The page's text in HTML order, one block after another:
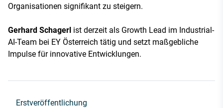
Organisationen signifikant zu steigern.
Gerhard Schagerl ist derzeit als Growth Lead im Industrial-
AI-Team bei EY Österreich tätig und setzt maßgebliche
Impulse für innovative Entwicklungen.
Erstveröffentlichung